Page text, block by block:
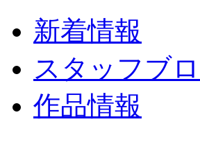
新着情報
スタッフブ
作品情報